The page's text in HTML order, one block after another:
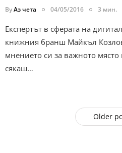
ByАз чета 04/05/2016 3 мин.
Експертът в сферата на
книжния бранш Майкъл
мнението си за важното
сякаш…
Older